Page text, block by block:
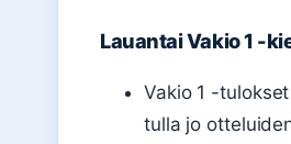
Lauantai Vakio 1 -
Vakio 1 -
tulla jo